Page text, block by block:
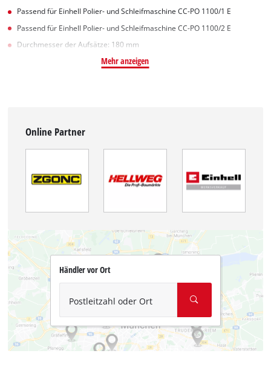
Passend für Einhell Polier- und Schleifmaschine CC-PO 1100/1 E
Passend für Einhell Polier- und Schleifmaschine CC-PO 1100/2 E
Durchmesser der Aufsätze: 180 mm
Mehr anzeigen
Online Partner
Händler vor Ort
Postleitzahl oder Ort